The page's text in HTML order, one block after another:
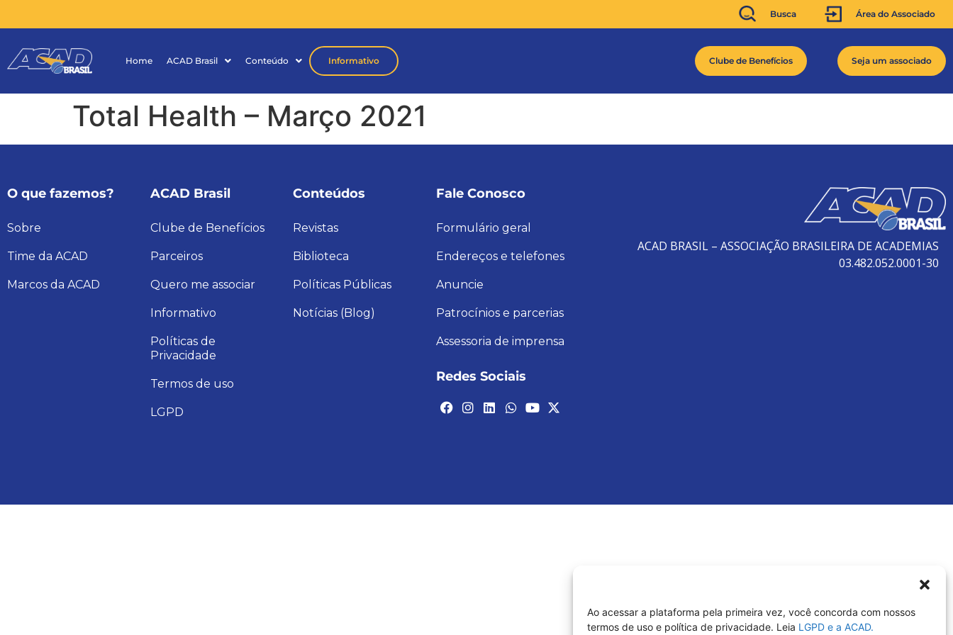
Ao acessar a plataforma pela primeira vez, você concorda com nossos
termos de uso e política de privacidade. Leia LGPD e a ACAD.
Busca Área do Associado
Home ACAD Brasil Conteúdo Informativo Clube de Benefícios Seja um associado
Total Health – Março 2021
O que fazemos?
Sobre
Time da ACAD
Marcos da ACAD
ACAD Brasil
Clube de Benefícios
Parceiros
Quero me associar
Informativo
Políticas de
Privacidade
Termos de uso
LGPD
Conteúdos
Revistas
Biblioteca
Políticas Públicas
Notícias (Blog)
Fale Conosco
Formulário geral
Endereços e telefones
Anuncie
Patrocínios e parcerias
Assessoria de imprensa
Redes Sociais
ACAD BRASIL – ASSOCIAÇÃO BRASILEIRA DE ACADEMIAS
03.482.052.0001-30